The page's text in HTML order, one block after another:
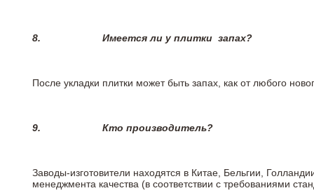
8. Имеется ли у плитки запах?
После укладки плитки может быть запах, как от любого
9. Кто производитель?
Заводы-изготовители находятся в Китае, Бельгии,
менеджмента качества (в соответствии с требованиями